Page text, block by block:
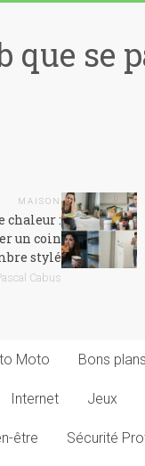
que se
MAISON
chaleur :
un coin
stylé
Cabus
Moto Bons plans
Internet Jeux
être Sécurité